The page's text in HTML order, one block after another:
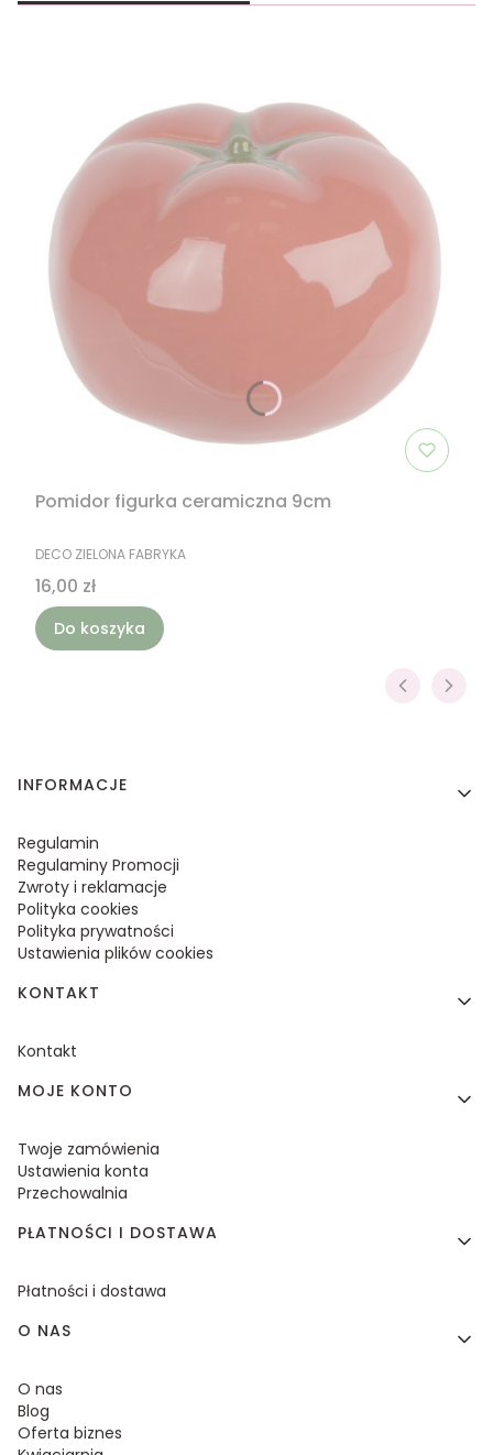
Pomidor figurka ceramiczna 9cm
PRODUCENT
DECO ZIELONA FABRYKA
Cena
16,00 zł
Do koszyka
Linki w stopce
INFORMACJE
Regulamin
Regulaminy Promocji
Zwroty i reklamacje
Polityka cookies
Polityka prywatności
Ustawienia plików cookies
KONTAKT
Kontakt
MOJE KONTO
Twoje zamówienia
Ustawienia konta
Przechowalnia
PŁATNOŚCI I DOSTAWA
Płatności i dostawa
O NAS
O nas
Blog
Oferta biznes